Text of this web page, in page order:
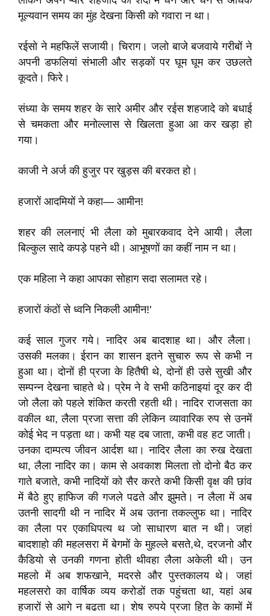
मूल्यवान समय का मुंह देखना किसी को गवारा न था।
रईसो ने महफिलें सजायी। चिराग। जलो बाजे बजवाये गरीबों ने
अपनी डफलियां संभाली और सड़कों पर घूम घूम कर उछलते
कूदते। फिरे।
संध्या के समय शहर के सारे अमीर और रईस शहजादे को बधाई
से चमकता और मनोल्लास से खिलता हुआ आ कर खड़ा हो
गया।
काजी ने अर्ज की हुजुर पर खुड़स की बरकत हो।
हजारों आदमियों ने कहा— आमीन!
शहर की ललनाएं भी लैला को मुबारकवाद देने आयी। लैला
बिल्कुल सादे कपड़े पहने थी। आभूषणों का कहीं नाम न था।
एक महिला ने कहा आपका सोहाग सदा सलामत रहे।
हजारों कंठों से ध्वनि निकली आमीन!'
कई साल गुजर गये। नादिर अब बादशाह था। और लैला।
उसकी मलका। ईरान का शासन इतने सुचारु रूप से कभी न
हुआ था। दोनों ही प्रजा के हितैषी थे, दोनों ही उसे सुखी और
सम्पन्न देखना चाहते थे। प्रेम ने वे सभी कठिनाइयां दूर कर दी
जो लैला को पहले शंकित करती रहती थी। नादिर राजसता का
वकील था, लैला प्रजा सत्ता की लेकिन व्यावारिक रुप से उनमें
कोई भेद न पड़ता था। कभी यह दब जाता, कभी वह हट जाती।
उनका दाम्पत्य जीवन आर्दश था। नादिर लैला का रुख देखता
था, लैला नादिर का। काम से अवकाश मिलता तो दोनो बैठ कर
गाते बजाते, कभी नादियों को सैर करते कभी किसी वृक्ष की छांव
में बैठे हुए हाफिज की गजले पढते और झुमते। न लैला में अब
उतनी सादगी थी न नादिर में अब उतना तकल्लुफ था। नादिर
का लैला पर एकाधिपत्य थ जो साधारण बात न थी। जहां
बादशाहो की महलसरा में बेगमों के मुहल्ले बसते,थे, दरजनो और
कैडियो से उनकी गणना होती थीवहा लैला अकेली थी। उन
महलो में अब शफखाने, मदरसे और पुस्तकालय थे। जहां
महलसरो का वार्षिक व्यय करोडों तक पहुंचता था, यहां अब
हजारों से आगे न बढता था। शेष रुपये प्रजा हित के कामों में